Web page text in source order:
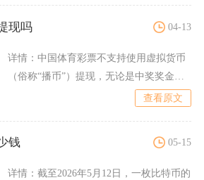
现吗 04-13
详情： 中国体育彩票不支持使用虚拟货币
（俗称“播币”）提现，无论是中奖奖金还
查看原文
钱 05-15
详情： 截至2026年5月12日，一枚比特币的